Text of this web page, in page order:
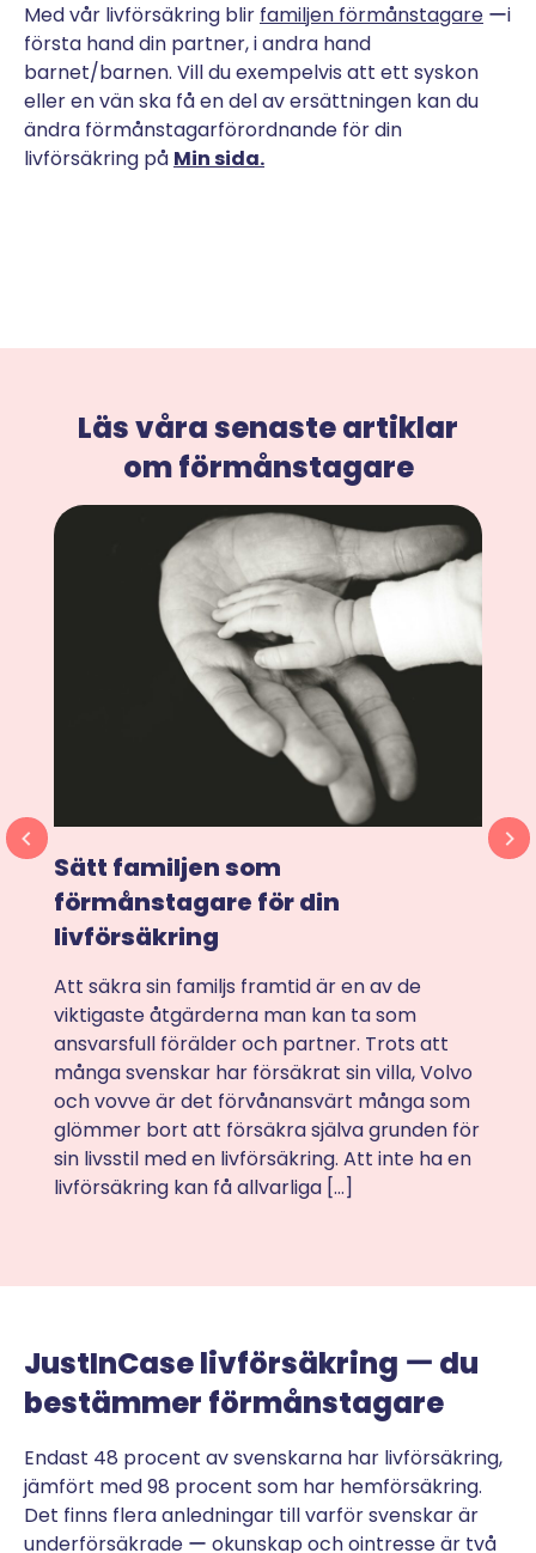
Med vår livförsäkring blir familjen förmånstagare ーi
första hand din partner, i andra hand
barnet/barnen. Vill du exempelvis att ett syskon
eller en vän ska få en del av ersättningen kan du
ändra förmånstagarförordnande för din
livförsäkring på Min sida.
Läs våra senaste artiklar
om förmånstagare
Sätt familjen som
förmånstagare för din
livförsäkring
Att säkra sin familjs framtid är en av de
viktigaste åtgärderna man kan ta som
ansvarsfull förälder och partner. Trots att
många svenskar har försäkrat sin villa, Volvo
och vovve är det förvånansvärt många som
glömmer bort att försäkra själva grunden för
sin livsstil med en livförsäkring. Att inte ha en
livförsäkring kan få allvarliga […]
JustInCase livförsäkring ー du
bestämmer förmånstagare
Endast 48 procent av svenskarna har livförsäkring,
jämfört med 98 procent som har hemförsäkring.
Det finns flera anledningar till varför svenskar är
underförsäkrade ー okunskap och ointresse är två